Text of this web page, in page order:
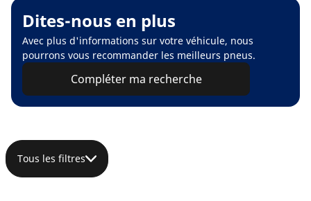
Dites-nous en plus
Avec plus d'informations sur votre véhicule, nous
pourrons vous recommander les meilleurs pneus.
Compléter ma recherche
Tous les filtres